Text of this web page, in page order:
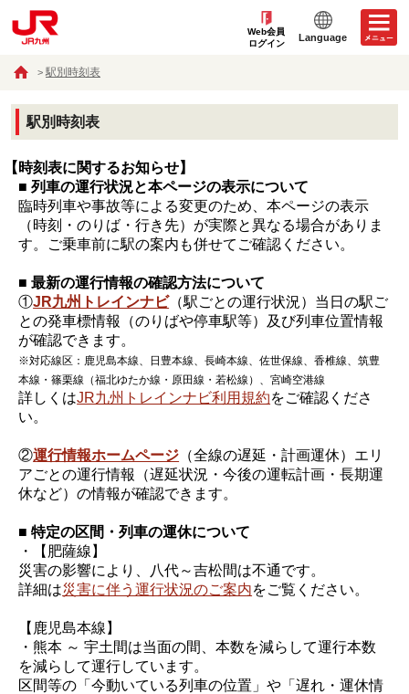
Web会員
ログイン
Language
駅別時刻表
駅別時刻表
【時刻表に関するお知らせ】
■ 列車の運行状況と本ページの表示について
臨時列車や事故等による変更のため、本ページの表示
（時刻・のりば・行き先）が実際と異なる場合がありま
す。ご乗車前に駅の案内も併せてご確認ください。
■ 最新の運行情報の確認方法について
①JR九州トレインナビ（駅ごとの運行状況）当日の駅ご
との発車標情報（のりばや停車駅等）及び列車位置情報
が確認できます。
※対応線区：鹿児島本線、日豊本線、長崎本線、佐世保線、香椎線、筑豊
本線・篠栗線（福北ゆたか線・原田線・若松線）、宮崎空港線
詳しくはJR九州トレインナビ利用規約をご確認くださ
い。
②運行情報ホームページ （全線の遅延・計画運休）エリ
アごとの運行情報（遅延状況・今後の運転計画・長期運
休など）の情報が確認できます。
■ 特定の区間・列車の運休について
・【肥薩線】
災害の影響により、八代～吉松間は不通です。
詳細は災害に伴う運行状況のご案内をご覧ください。
【鹿児島本線】
・熊本 ～ 宇土間は当面の間、本数を減らして運行本数
を減らして運行しています。
区間等の「今動いている列車の位置」や「遅れ・運休情